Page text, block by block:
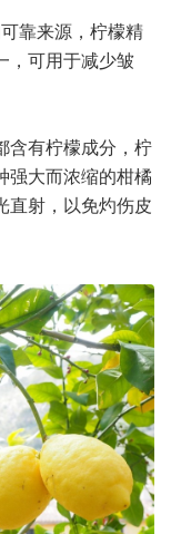
靠来源，柠檬精
，可用于减少皱
含有柠檬成分，柠
强大而浓缩的柑橘
直射，以免灼伤皮